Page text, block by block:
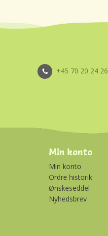
+45 70 20 24 26
Min konto
Min konto
Ordre historik
Ønskeseddel
Nyhedsbrev